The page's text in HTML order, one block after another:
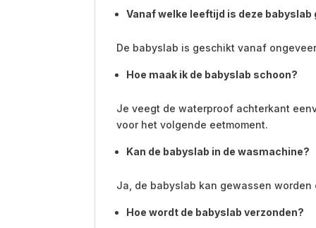
Vanaf welke leeftijd is deze babyslab
De babyslab is geschikt vanaf
Hoe maak ik de babyslab schoon?
Je veegt de waterproof achterkant
voor het volgende eetmoment.
Kan de babyslab in de wasmachine?
Ja, de babyslab kan gewassen
Hoe wordt de babyslab verzonden?